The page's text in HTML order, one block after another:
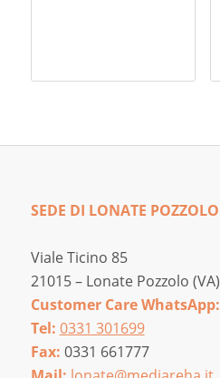
SEDE DI LONATE POZZOLO
Viale Ticino 85
21015 – Lonate Pozzolo (VA)
Customer Care WhatsApp:
Tel: 0331 301699
Fax: 0331 661777